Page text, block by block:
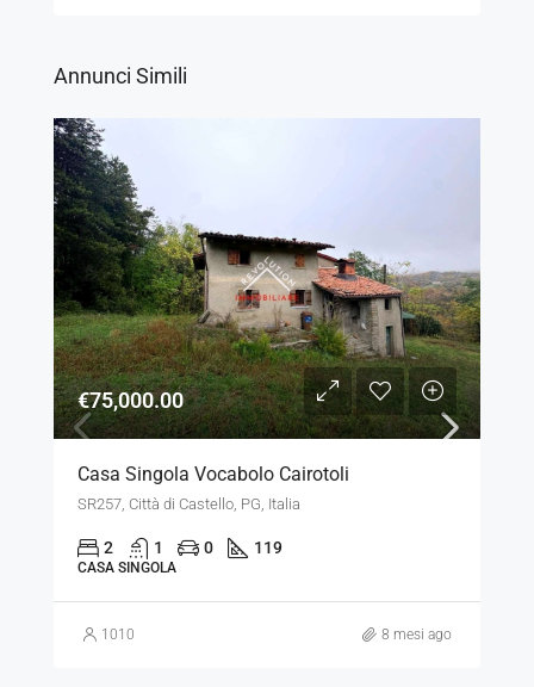
Annunci Simili
€75,000.00
Casa Singola Vocabolo Cairotoli
SR257, Città di Castello, PG, Italia
2 1 0 119
CASA SINGOLA
1010 8 mesi ago